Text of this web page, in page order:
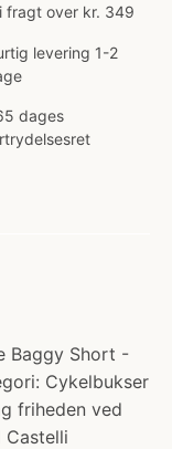
fragt over kr. 349
levering 1-2
dages
Baggy Short -
Cykelbukser
friheden ved